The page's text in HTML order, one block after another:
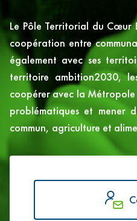
Le Pôle Territorial du
coopération entre
également avec ses
territoire ambition2030,
coopérer avec la
problématiques et mener
commun, agriculture et